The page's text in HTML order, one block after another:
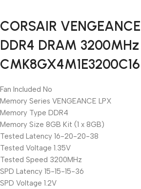
Black Friday
Blowout!
CORSAIR
DDR4 DRAM 3200MHz
Fan Included No
Memory Series VENGEANCE LPX
Memory Type DDR4
Memory Size 8GB Kit (1 x 8GB)
Tested Latency 16-20-20-38
Tested Voltage 1.35V
Tested Speed 3200MHz
SPD Latency 15-15-15-36
SPD Voltage 1.2V